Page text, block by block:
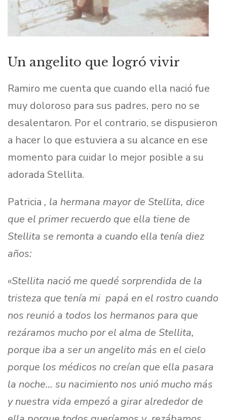
Un angelito que logró vivir
Ramiro me cuenta que cuando ella nació fue
muy doloroso para sus padres, pero no se
desalentaron. Por el contrario, se dispusieron
a hacer lo que estuviera a su alcance en ese
momento para cuidar lo mejor posible a su
adorada Stellita.
Patricia , la hermana mayor de Stellita, dice
que el primer recuerdo que ella tiene de
Stellita se remonta a cuando ella tenía diez
años:
«Stellita nació me quedé sorprendida de la
tristeza que tenía mi papá en el rostro cuando
nos reunió a todos los hermanos para que
rezáramos mucho por el alma de Stellita,
porque iba a ser un angelito más en el cielo
porque los médicos no creían que ella pasara
la noche… su nacimiento nos unió mucho más
y nuestra vida empezó a girar alrededor de